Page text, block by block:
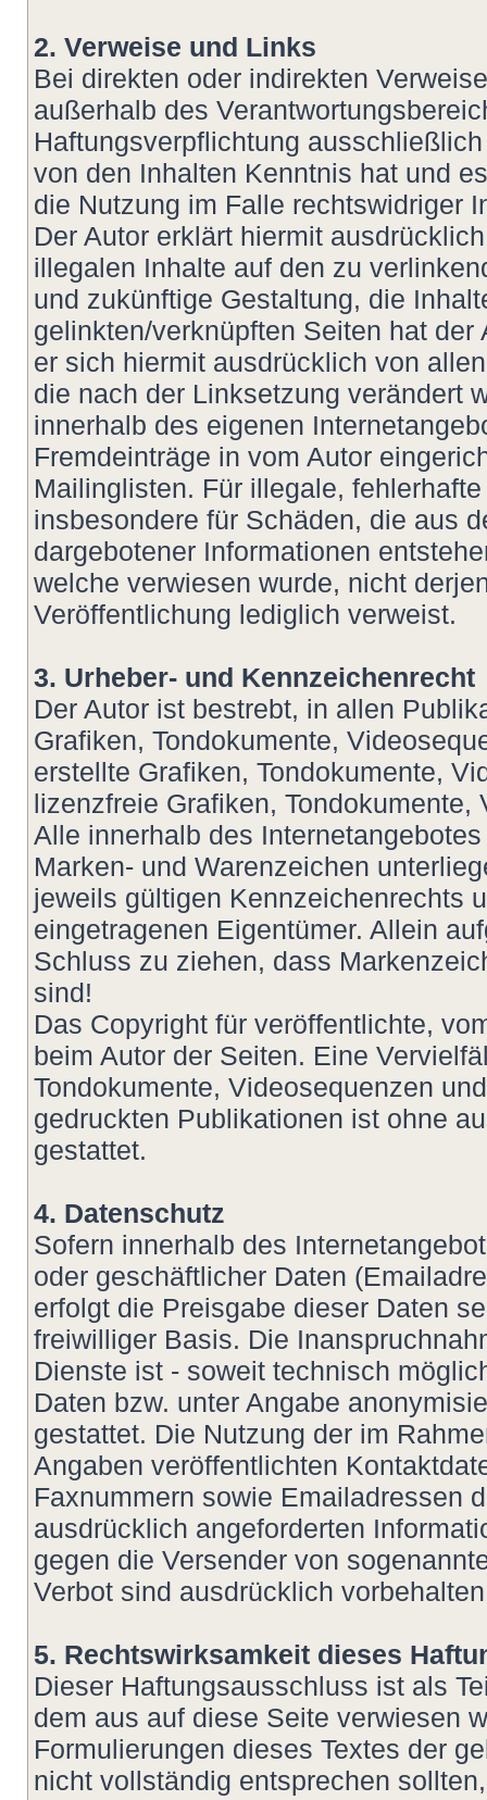
2. Verweise und Links
Bei direkten oder indirekten
außerhalb des
Haftungsverpflichtung
von den Inhalten Kenntnis hat und
die Nutzung im Falle rechtswidriger
Der Autor erklärt hiermit
illegalen Inhalte auf den zu
und zukünftige Gestaltung, die
gelinkten/verknüpften Seiten hat
er sich hiermit ausdrücklich von
die nach der Linksetzung verändert
innerhalb des eigenen
Fremdeinträge in vom Autor
Mailinglisten. Für illegale,
insbesondere für Schäden, die aus
dargebotener Informationen
welche verwiesen wurde, nicht
Veröffentlichung lediglich verweist.
3. Urheber- und Kennzeichenrecht
Der Autor ist bestrebt, in allen
Grafiken, Tondokumente,
erstellte Grafiken, Tondokumente,
lizenzfreie Grafiken,
Alle innerhalb des
Marken- und Warenzeichen
jeweils gültigen Kennzeichenrechts
eingetragenen Eigentümer. Allein
Schluss zu ziehen, dass
sind!
Das Copyright für veröffentlichte,
beim Autor der Seiten. Eine
Tondokumente, Videosequenzen
gedruckten Publikationen ist ohne
gestattet.
4. Datenschutz
Sofern innerhalb des
oder geschäftlicher Daten
erfolgt die Preisgabe dieser Daten
freiwilliger Basis. Die
Dienste ist - soweit technisch
Daten bzw. unter Angabe
gestattet. Die Nutzung der im
Angaben veröffentlichten
Faxnummern sowie Emailadressen
ausdrücklich angeforderten
gegen die Versender von
Verbot sind ausdrücklich
5. Rechtswirksamkeit dieses
Dieser Haftungsausschluss ist als
dem aus auf diese Seite verwiesen
Formulierungen dieses Textes der
nicht vollständig entsprechen